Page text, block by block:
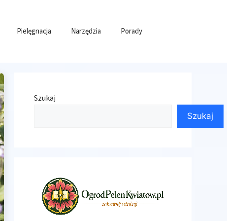
Pielęgnacja Narzędzia Porady
Szukaj
Szukaj